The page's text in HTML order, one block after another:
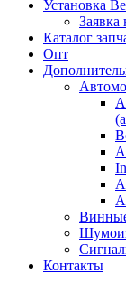
Установка
Заявка
Каталог
Опт
Контакты